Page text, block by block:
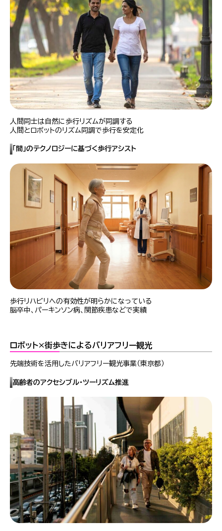
人間同士は自然に歩行リズムが同調する
人間とロボットのリズム同調で歩行を安定化
「間」のテクノロジーに基づく歩行アシスト
歩行リハビリへの有効性が明らかになっている
脳卒中、パーキンソン病、関節疾患などで実績
ロボット×街歩きによるバリアフリー観光
先端技術を活用したバリアフリー観光事業（東京都）
高齢者のアクセシブル・ツーリズム推進